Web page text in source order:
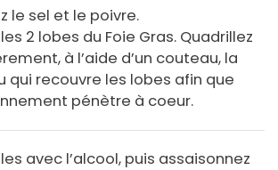
le sel et le poivre.
2 lobes du Foie Gras. Quadrillez
à l’aide d’un couteau, la
qui recouvre les lobes afin que
pénètre à coeur.
avec l’alcool, puis assaisonnez